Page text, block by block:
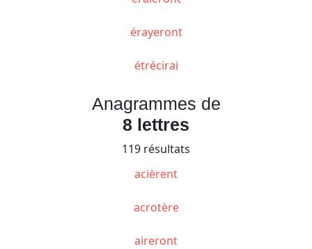
érayeront
étrécirai
Anagrammes de
8 lettres
119 résultats
acièrent
acrotère
aireront